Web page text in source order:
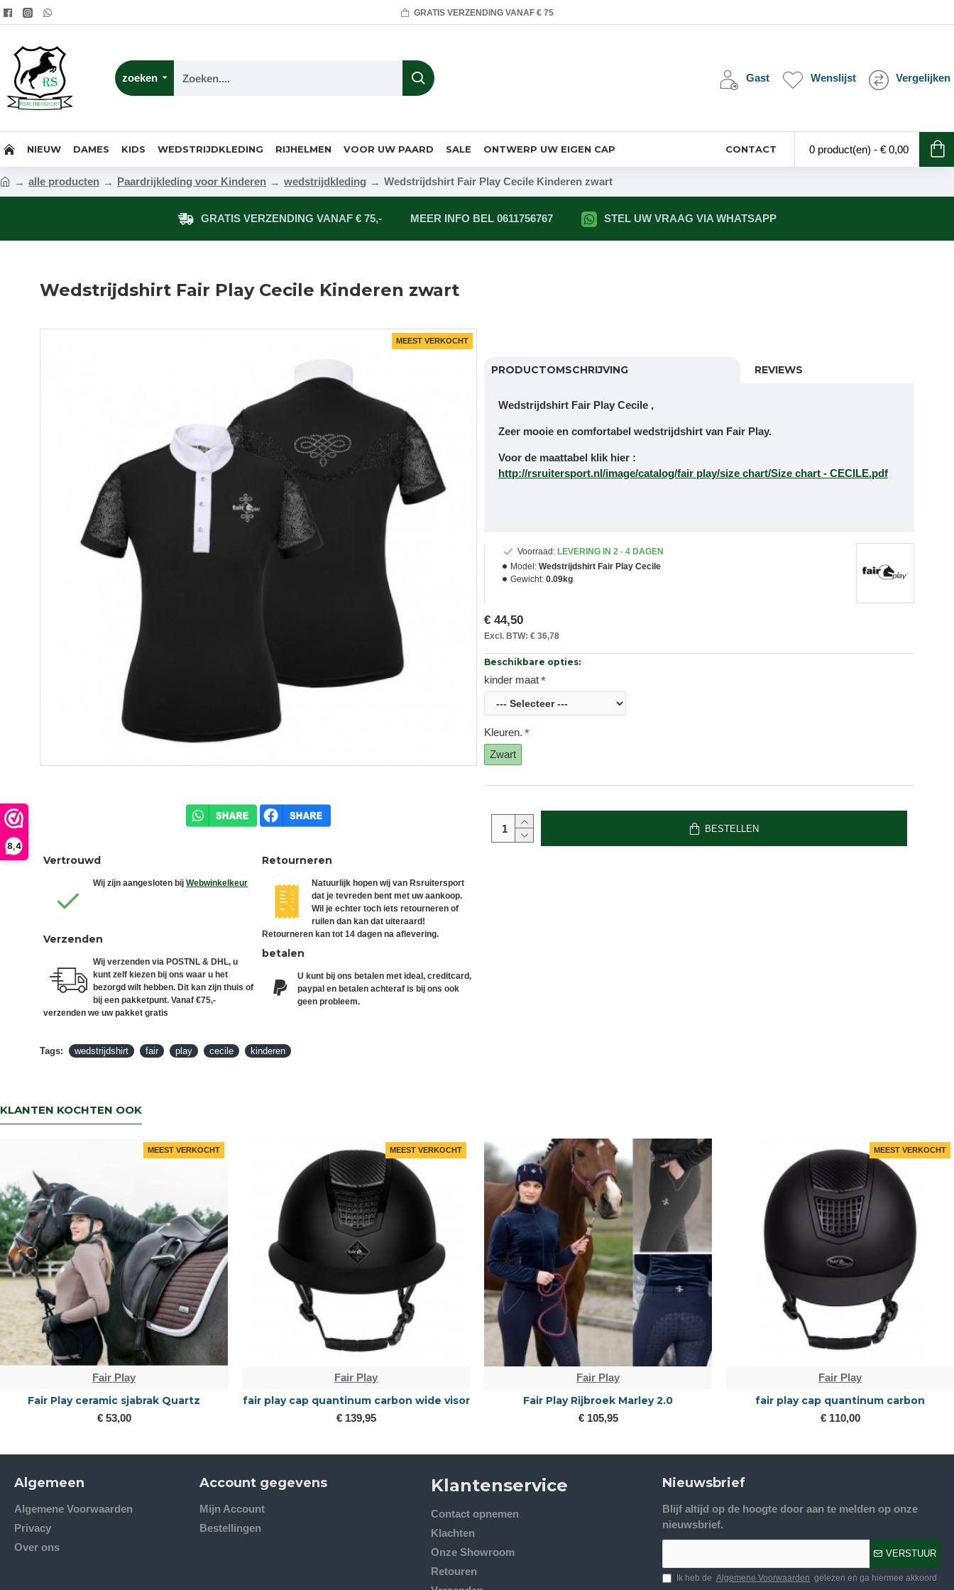
8,4
GRATIS VERZENDING VANAF € 75
zoeken Gast Wenslijst Vergelijken
NIEUW DAMES KIDS WEDSTRIJDKLEDING RIJHELMEN VOOR UW PAARD SALE ONTWERP UW EIGEN CAP CONTACT 0 product(en) - € 0,00
alle producten Paardrijkleding voor Kinderen wedstrijdkleding Wedstrijdshirt Fair Play Cecile Kinderen zwart
GRATIS VERZENDING VANAF € 75,- MEER INFO BEL 0611756767 STEL UW VRAAG VIA WHATSAPP
Wedstrijdshirt Fair Play Cecile Kinderen zwart
MEEST VERKOCHT
Vertrouwd
Wij zijn aangesloten bij Webwinkelkeur
Verzenden
Wij verzenden via POSTNL & DHL, u
kunt zelf kiezen bij ons waar u het
bezorgd wilt hebben. Dit kan zijn thuis of
bij een pakketpunt. Vanaf €75,-
verzenden we uw pakket gratis
Retourneren
Natuurlijk hopen wij van Rsruitersport
dat je tevreden bent met uw aankoop.
Wil je echter toch iets retourneren of
ruilen dan kan dat uiteraard!
Retourneren kan tot 14 dagen na aflevering.
betalen
U kunt bij ons betalen met ideal, creditcard,
paypal en betalen achteraf is bij ons ook
geen probleem.
PRODUCTOMSCHRIJVING REVIEWS
Wedstrijdshirt Fair Play Cecile ,
Zeer mooie en comfortabel wedstrijdshirt van Fair Play.
Voor de maattabel klik hier :
http://rsruitersport.nl/image/catalog/fair play/size chart/Size chart - CECILE.pdf
Voorraad: LEVERING IN 2 - 4 DAGEN
Model: Wedstrijdshirt Fair Play Cecile
Gewicht: 0.09kg
€ 44,50
Excl. BTW: € 36,78
Beschikbare opties:
kinder maat
Kleuren.
Zwart
BESTELLEN
Tags: wedstrijdshirt fair play cecile kinderen
KLANTEN KOCHTEN OOK
MEEST VERKOCHT
Fair Play
Fair Play ceramic sjabrak Quartz
€ 53,00
MEEST VERKOCHT
Fair Play
fair play cap quantinum carbon wide visor
€ 139,95
Fair Play
Fair Play Rijbroek Marley 2.0
€ 105,95
MEEST VERKOCHT
Fair Play
fair play cap quantinum carbon
€ 110,00
Algemeen
Algemene Voorwaarden
Privacy
Over ons
Account gegevens
Mijn Account
Bestellingen
Klantenservice
Contact opnemen
Klachten
Onze Showroom
Retouren
Nieuwsbrief
Blijf altijd op de hoogte door aan te melden op onze
nieuwsbrief.
VERSTUUR
Ik heb de Algemene Voorwaarden gelezen en ga hiermee akkoord